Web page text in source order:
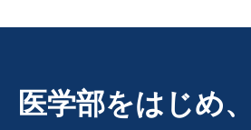
医学部をはじめ、